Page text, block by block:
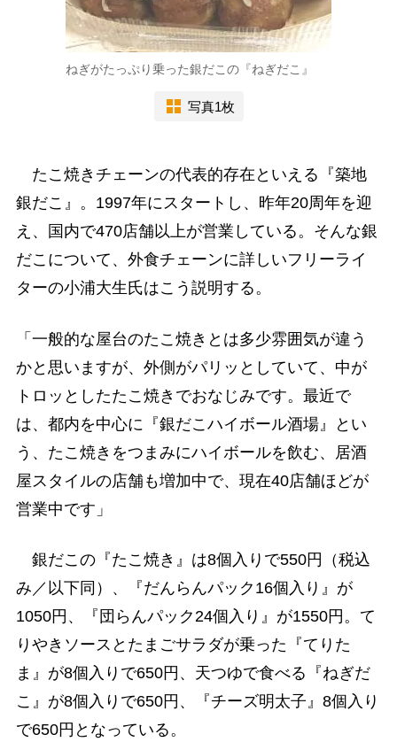
ねぎがたっぷり乗った銀だこの『ねぎだこ』
写真1枚
たこ焼きチェーンの代表的存在といえる『築地
銀だこ』。1997年にスタートし、昨年20周年を迎
え、国内で470店舗以上が営業している。そんな銀
だこについて、外食チェーンに詳しいフリーライ
ターの小浦大生氏はこう説明する。
「一般的な屋台のたこ焼きとは多少雰囲気が違う
かと思いますが、外側がパリッとしていて、中が
トロッとしたたこ焼きでおなじみです。最近で
は、都内を中心に『銀だこハイボール酒場』とい
う、たこ焼きをつまみにハイボールを飲む、居酒
屋スタイルの店舗も増加中で、現在40店舗ほどが
営業中です」
銀だこの『たこ焼き』は8個入りで550円（税込
み／以下同）、『だんらんパック16個入り』が
1050円、『団らんパック24個入り』が1550円。て
りやきソースとたまごサラダが乗った『てりた
ま』が8個入りで650円、天つゆで食べる『ねぎだ
こ』が8個入りで650円、『チーズ明太子』8個入り
で650円となっている。